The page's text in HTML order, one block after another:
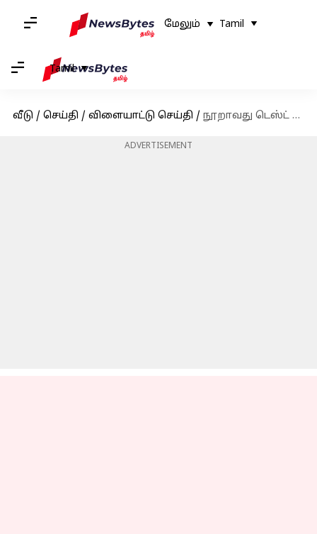
மேலும் Tamil
Tamil
வீடு / செய்தி / விளையாட்டு செய்தி / நூறாவது டெஸ்ட் போட்டியில் விளையாடும் 13வது இந்தியர் : சாதனை படைக்கும் புஜாரா!
ADVERTISEMENT